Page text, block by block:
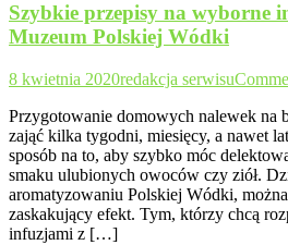
Szybkie przepisy na wyborne
Muzeum Polskiej Wódki
8 kwietnia 2020redakcja serwisu
Przygotowanie domowych nalewek na
zająć kilka tygodni, miesięcy, a nawet
sposób na to, aby szybko móc
smaku ulubionych owoców czy ziół.
aromatyzowaniu Polskiej Wódki,
zaskakujący efekt. Tym, którzy chcą
infuzjami z […]